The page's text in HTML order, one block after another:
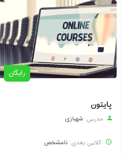
رایگان
پایتون
مدرس: شهبازی
کلاس بعدی: نامشخص